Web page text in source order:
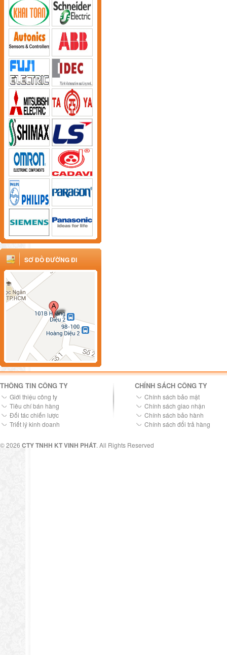
SƠ ĐỒ ĐƯỜNG ĐI
THÔNG TIN CÔNG TY
Giới thiệu công ty
Tiêu chí bán hàng
Đối tác chiến lược
Triết lý kinh doanh
CHÍNH SÁCH CÔNG TY
Chính sách bảo mật
Chính sách giao nhận
Chính sách bảo hành
Chính sách đổi trả hàng
© 2026 CTY TNHH KT VINH PHÁT. All Rights Reserved